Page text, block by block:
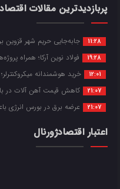
پربازدیدترین مقالات
11:28 جابه‌جایی حریم شهر قزوین
19:28 فولاد نوین آرکا؛ همراه
12:01 خرید هوشمندانه
21:07 کاهش قیمت آهن آلات در
21:07 عرضه برق در بورس انرژی
اعتبار اقتصادژورنال